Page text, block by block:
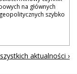
na głównych
szybko
aktualności ›